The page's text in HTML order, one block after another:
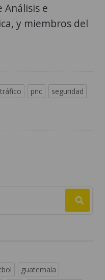
Análisis e
y miembros del
pnc
seguridad
guatemala